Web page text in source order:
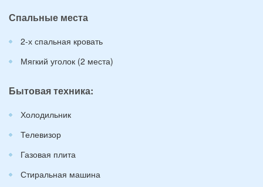
Спальные места
2-х спальная кровать
Мягкий уголок (2 места)
Бытовая техника:
Холодильник
Телевизор
Газовая плита
Стиральная машина